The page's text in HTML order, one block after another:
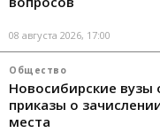
08 августа 2026, 17:00
Общество
Новосибирские вузы
приказы о
места